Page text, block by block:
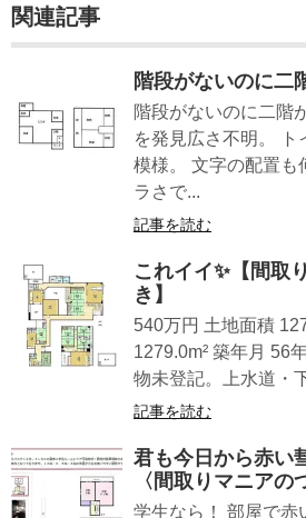
関連記事
階段がないのに二
階段がないのに二階
を発見広さ不明。 ト
模様。 文字の配置も
ラさで...
記事を読む
これイイ✨【間取
き】
540万円 土地面積
1279.0m² 築年月 56
物未登記。上水道・
記事を読む
君も今日から赤い
〈間取りマニアの
学生なら！ 部屋で赤